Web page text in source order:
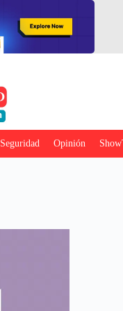
Seguridad Opinión